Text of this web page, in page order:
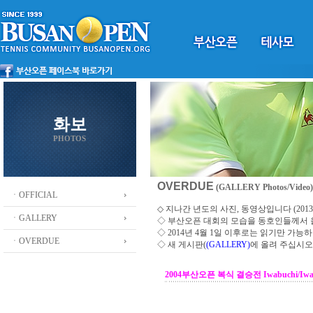
화보
PHOTOS
ㆍOFFICIAL
ㆍGALLERY
ㆍOVERDUE
OVERDUE (GALLERY Photos/Video)
◇ 지나간 년도의 사진, 동영상입니다
◇ 부산오픈 대회의 모습을 동호인들께서
◇ 2014년 4월 1일 이후로는 읽기만 가능
◇ 새 게시판((GALLERY)에 올려 주십시오
2004부산오픈 복식 결승전 Iwabuchi/